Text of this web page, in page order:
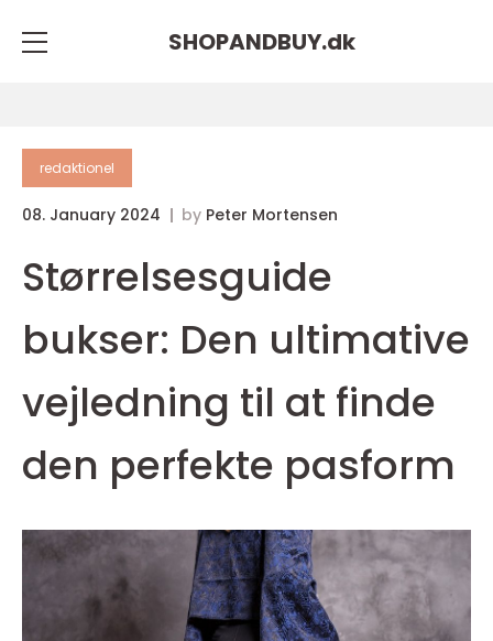
SHOPANDBUY.dk
redaktionel
08. January 2024 by Peter Mortensen
Størrelsesguide
bukser: Den ultimative
vejledning til at finde
den perfekte pasform